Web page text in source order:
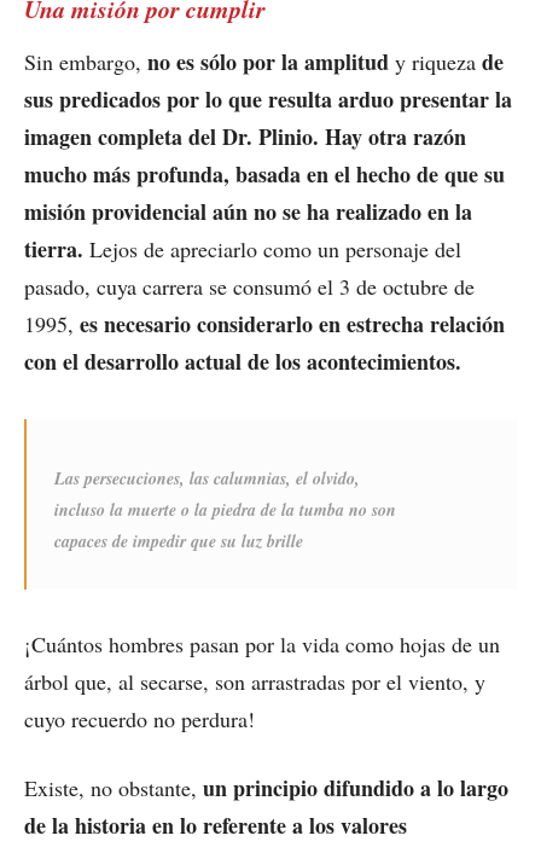
Una misión por cumplir
Sin embargo, no es sólo por la amplitud y riqueza de
sus predicados por lo que resulta arduo presentar la
imagen completa del Dr. Plinio. Hay otra razón
mucho más profunda, basada en el hecho de que su
misión providencial aún no se ha realizado en la
tierra. Lejos de apreciarlo como un personaje del
pasado, cuya carrera se consumó el 3 de octubre de
1995, es necesario considerarlo en estrecha relación
con el desarrollo actual de los acontecimientos.
Las persecuciones, las calumnias, el olvido,
incluso la muerte o la piedra de la tumba no son
capaces de impedir que su luz brille
¡Cuántos hombres pasan por la vida como hojas de un
árbol que, al secarse, son arrastradas por el viento, y
cuyo recuerdo no perdura!
Existe, no obstante, un principio difundido a lo largo
de la historia en lo referente a los valores